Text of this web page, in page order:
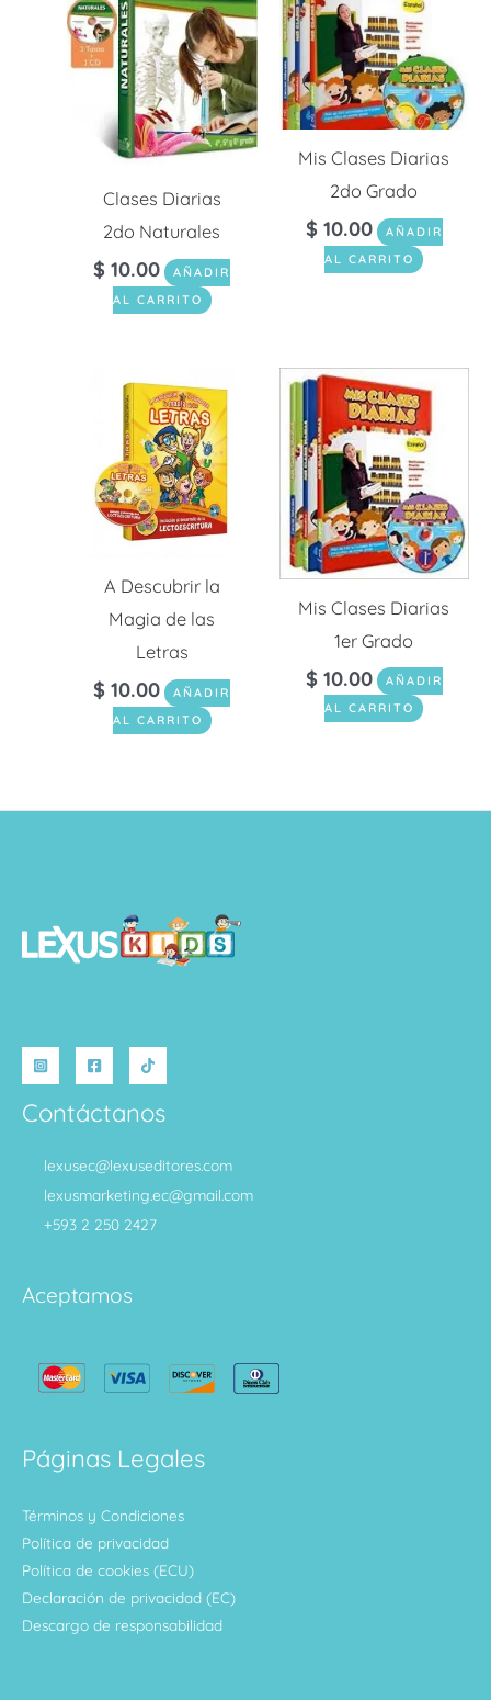
Clases Diarias
2do Naturales
$ 10.00
AÑADIR
AL CARRITO
Mis Clases Diarias
2do Grado
$ 10.00
AÑADIR
AL CARRITO
A Descubrir la
Magia de las
Letras
$ 10.00
AÑADIR
AL CARRITO
Mis Clases Diarias
1er Grado
$ 10.00
AÑADIR
AL CARRITO
Contáctanos
lexusec@lexuseditores.com
lexusmarketing.ec@gmail.com
+593 2 250 2427
Aceptamos
Páginas Legales
Términos y Condiciones
Política de privacidad
Política de cookies (ECU)
Declaración de privacidad (EC)
Descargo de responsabilidad